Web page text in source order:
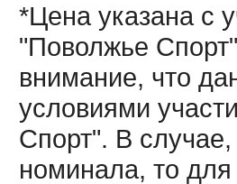
*Цена указана с
"Поволжье
внимание, что
условиями
Спорт". В
номинала, то